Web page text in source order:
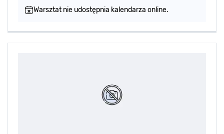
Warsztat nie udostępnia kalendarza online.